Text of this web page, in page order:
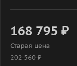
168 795 ₽
Старая цена
202 560₽